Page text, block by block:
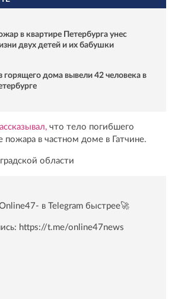
в квартире Петербурга унес
двух детей и их бабушки
горящего дома вывели 42 человека в
что тело погибшего
в частном доме в Гатчине.
области
в Telegram быстрее🚀
https://t.me/online47news